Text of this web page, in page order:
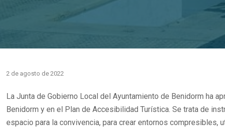
2 de agosto de 2022
La Junta de Gobierno Local del Ayuntamiento de Benidorm ha
Benidorm y en el Plan de Accesibilidad Turística. Se trata de
espacio para la convivencia, para crear entornos